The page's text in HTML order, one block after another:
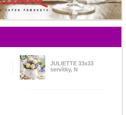
JULIETTE 33x33
servítky, N